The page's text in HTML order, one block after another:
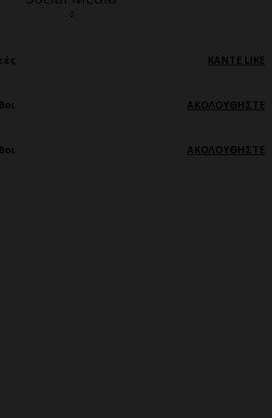
ΚΆΝΤΕ LIKE
ΑΚΟΛΟΥΘΉΣΤΕ
ΑΚΟΛΟΥΘΉΣΤΕ